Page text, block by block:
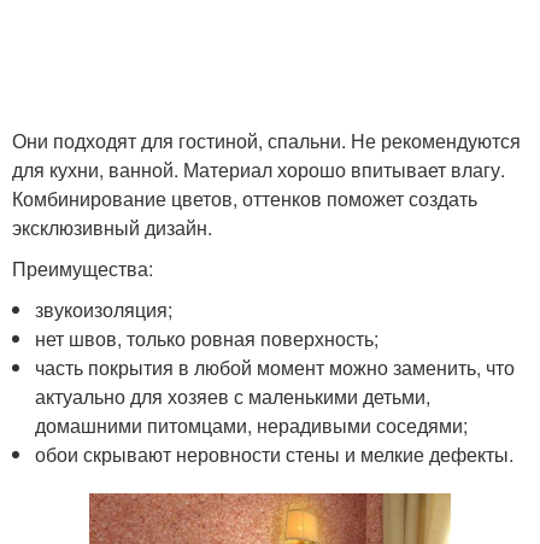
Они подходят для гостиной, спальни. Не рекомендуются
для кухни, ванной. Материал хорошо впитывает влагу.
Комбинирование цветов, оттенков поможет создать
эксклюзивный дизайн.
Преимущества:
звукоизоляция;
нет швов, только ровная поверхность;
часть покрытия в любой момент можно заменить, что
актуально для хозяев с маленькими детьми,
домашними питомцами, нерадивыми соседями;
обои скрывают неровности стены и мелкие дефекты.